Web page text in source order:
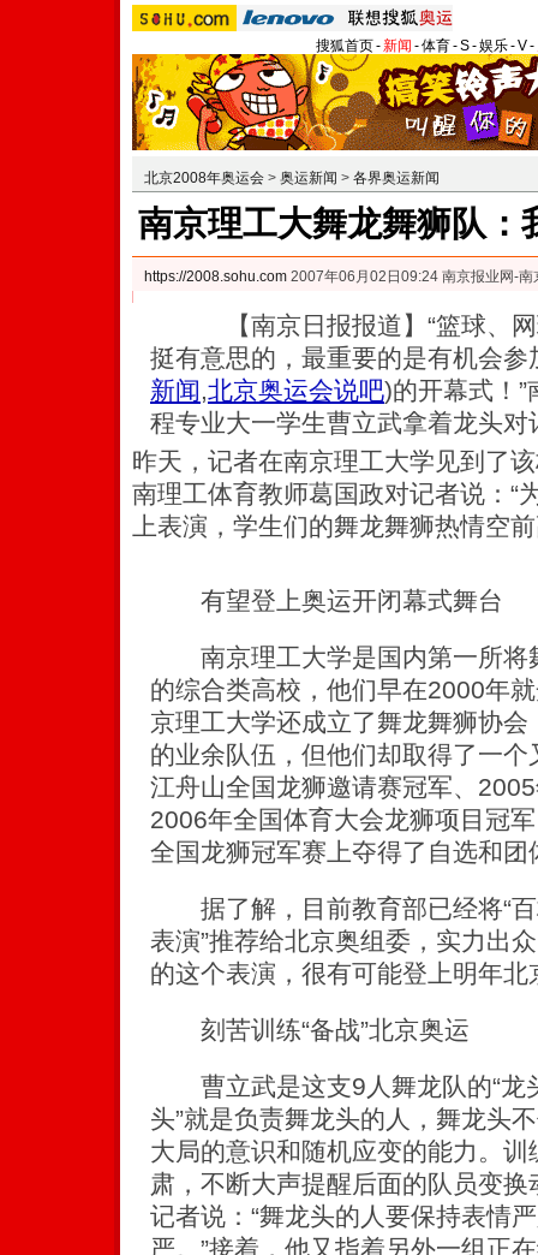
搜狐首页-新闻 -体育-S-娱乐-V-
北京2008年奥运会 > 奥运新闻 > 各界奥运新闻
南京理工大舞龙舞狮队：
https://2008.sohu.com 2007年06月02日09:24 南京报业网-南
【南京日报报道】“篮球、网
挺有意思的，最重要的是有机会参
新闻,北京奥运会说吧)的开幕式！
程专业大一学生曹立武拿着龙头对
昨天，记者在南京理工大学见到了
南理工体育教师葛国政对记者说：“
上表演，学生们的舞龙舞狮热情空
有望登上奥运开闭幕式舞台
南京理工大学是国内第一所将
的综合类高校，他们早在2000年
京理工大学还成立了舞龙舞狮协
的业余队伍，但他们却取得了一
江舟山全国龙狮邀请赛冠军、
2006年全国体育大会龙狮项目冠
全国龙狮冠军赛上夺得了自选和团
据了解，目前教育部已经将“百
表演”推荐给北京奥组委，实力出
的这个表演，很有可能登上明年
刻苦训练“备战”北京奥运
曹立武是这支9人舞龙队的“龙
头”就是负责舞龙头的人，舞龙头
大局的意识和随机应变的能力。
肃，不断大声提醒后面的队员变
记者说：“舞龙头的人要保持表情
严。”接着，他又指着另外一组正